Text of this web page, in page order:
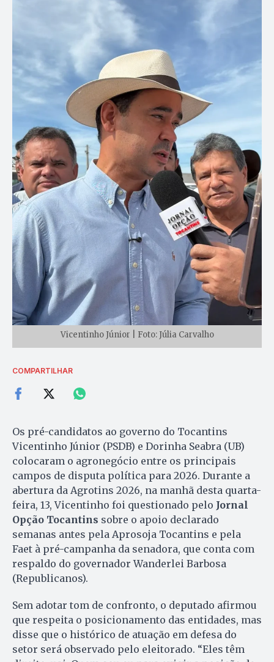
Vicentinho Júnior | Foto: Júlia Carvalho
COMPARTILHAR
Os pré-candidatos ao governo do Tocantins
Vicentinho Júnior (PSDB) e Dorinha Seabra (UB)
colocaram o agronegócio entre os principais
campos de disputa política para 2026. Durante a
abertura da Agrotins 2026, na manhã desta quarta-
feira, 13, Vicentinho foi questionado pelo Jornal
Opção Tocantins sobre o apoio declarado
semanas antes pela Aprosoja Tocantins e pela
Faet à pré-campanha da senadora, que conta com
respaldo do governador Wanderlei Barbosa
(Republicanos).
Sem adotar tom de confronto, o deputado afirmou
que respeita o posicionamento das entidades, mas
disse que o histórico de atuação em defesa do
setor será observado pelo eleitorado. “Eles têm